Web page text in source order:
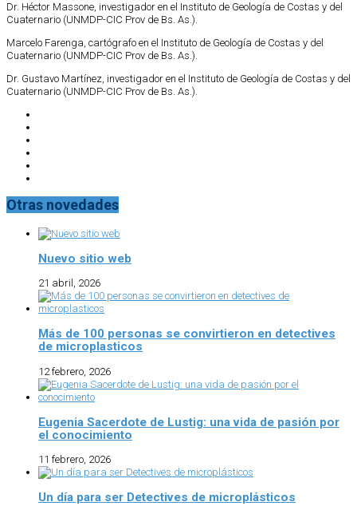
Dr. Héctor Massone, investigador en el Instituto de Geología de Costas y del
Cuaternario (UNMDP-CIC Prov de Bs. As.).
Marcelo Farenga, cartógrafo en el Instituto de Geología de Costas y del
Cuaternario (UNMDP-CIC Prov de Bs. As.).
Dr. Gustavo Martínez, investigador en el Instituto de Geología de Costas y del
Cuaternario (UNMDP-CIC Prov de Bs. As.).
Otras novedades
Nuevo sitio web
21 abril, 2026
Más de 100 personas se convirtieron en detectives
de microplasticos
12 febrero, 2026
Eugenia Sacerdote de Lustig: una vida de pasión por
el conocimiento
11 febrero, 2026
Un día para ser Detectives de microplásticos